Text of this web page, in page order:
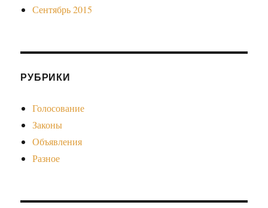
Сентябрь 2015
РУБРИКИ
Голосование
Законы
Объявления
Разное